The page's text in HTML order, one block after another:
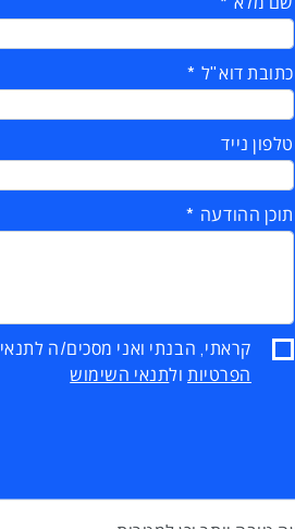
כתובת דוא"ל
טלפון נייד
תוכן ההודעה
קראתי, הבנתי ואני מסכים/ה לתנאי
הפרטיותולתנאי השימוש